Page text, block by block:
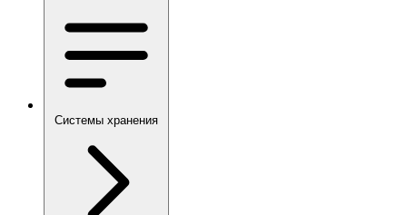
Системы хранения